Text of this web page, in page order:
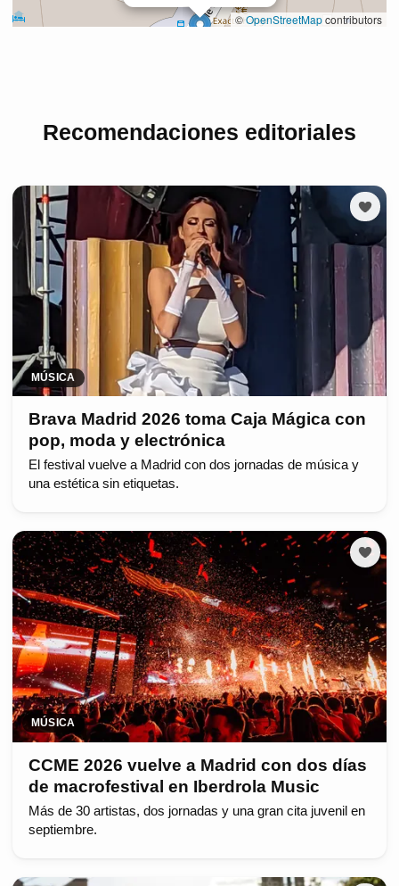
Recomendaciones editoriales
MÚSICA
Brava Madrid 2026 toma Caja Mágica con
pop, moda y electrónica
El festival vuelve a Madrid con dos jornadas de música y
una estética sin etiquetas.
MÚSICA
CCME 2026 vuelve a Madrid con dos días
de macrofestival en Iberdrola Music
Más de 30 artistas, dos jornadas y una gran cita juvenil en
septiembre.